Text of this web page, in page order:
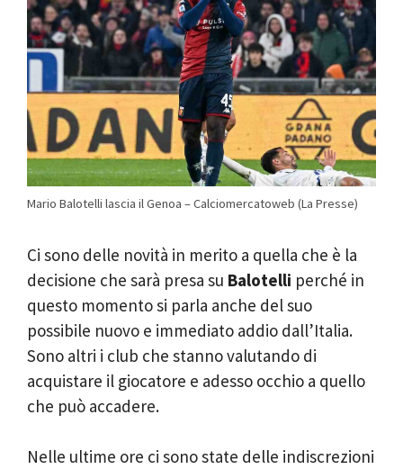
Mario Balotelli lascia il Genoa – Calciomercatoweb (La Presse)
Ci sono delle novità in merito a quella che è la
decisione che sarà presa su Balotelli perché in
questo momento si parla anche del suo
possibile nuovo e immediato addio dall’Italia.
Sono altri i club che stanno valutando di
acquistare il giocatore e adesso occhio a quello
che può accadere.
Nelle ultime ore ci sono state delle indiscrezioni